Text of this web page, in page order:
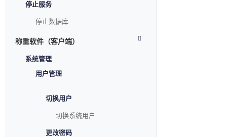
停止服务
停止数据库
称重软件（客户端）
系统管理
用户管理
切换用户
切换系统用户
更改密码